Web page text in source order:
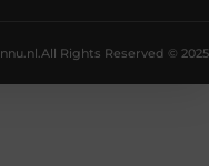
All Rights Reserved © 2025